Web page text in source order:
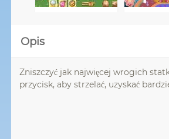
Opis
Zniszczyć jak najwięcej wrogich
przycisk, aby strzelać, uzyskać